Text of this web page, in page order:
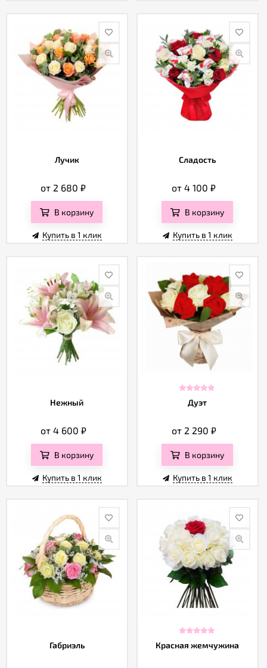
Лучик
от 2 680₽
В корзину
Купить в 1 клик
Сладость
от 4 100₽
В корзину
Купить в 1 клик
Нежный
от 4 600 ₽
В корзину
Купить в 1 клик
Дуэт
от 2 290 ₽
В корзину
Купить в 1 клик
Габриэль Красная жемчужина